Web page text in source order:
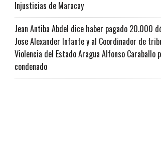
Injusticias de Maracay
Jean Antiba Abdel dice haber pagado 20.000
Jose Alexander Infante y al Coordinador de
Violencia del Estado Aragua Alfonso Caraballo
condenado